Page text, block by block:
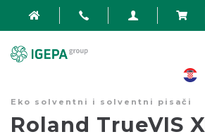
Eko solventni i solventni pisači
Roland TrueVIS